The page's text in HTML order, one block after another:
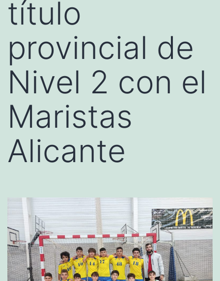
título
provincial de
Nivel 2 con el
Maristas
Alicante